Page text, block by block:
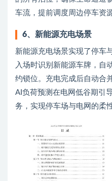
车流，提前调度周边停车资
6、新能源充电场景
新能源充电场景实现了停车
入场时识别新能源车牌，自
约锁位。充电完成后自动合
AI负荷预测在电网低谷期引
务，实现停车场与电网的柔